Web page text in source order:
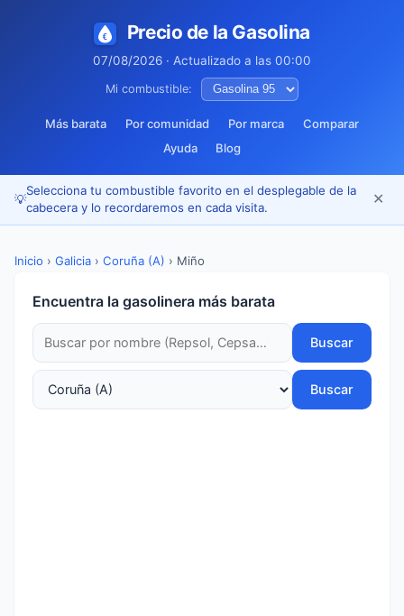
Precio de la Gasolina
07/08/2026 · Actualizado a las 00:00
Mi combustible:
Más barata Por comunidad Por marca
Comparar
Ayuda
Blog
💡
Selecciona tu combustible favorito en el desplegable de la
cabecera y lo recordaremos en cada visita.
✕
Inicio › Galicia › Coruña (A) › Miño
Encuentra la gasolinera más barata
Buscar
Buscar